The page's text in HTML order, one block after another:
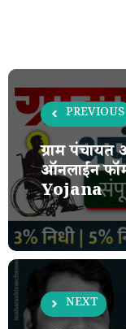
PREVIOUS
ग्राम
ऑनलाईन
Yojana
NEXT